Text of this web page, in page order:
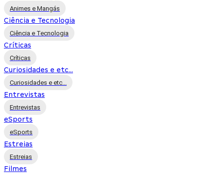
Animes e Mangás
Ciência e Tecnologia
Ciência e Tecnologia
Críticas
Críticas
Curiosidades e etc...
Curiosidades e etc...
Entrevistas
Entrevistas
eSports
eSports
Estreias
Estreias
Filmes